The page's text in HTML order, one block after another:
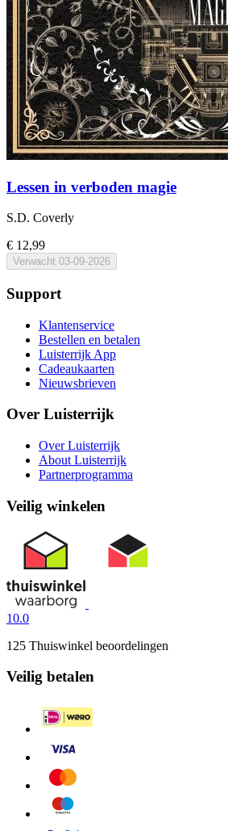
Lessen in verboden magie
S.D. Coverly
€ 12,99
Verwacht 03-09-2026
Support
Klantenservice
Bestellen en betalen
Luisterrijk App
Cadeaukaarten
Nieuwsbrieven
Over Luisterrijk
Over Luisterrijk
About Luisterrijk
Partnerprogramma
Veilig winkelen
10.0
125 Thuiswinkel beoordelingen
Veilig betalen